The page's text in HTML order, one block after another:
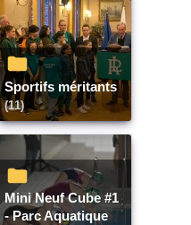
Sportifs méritants
(11)
Mini Neuf Cube #1
- Parc Aquatique